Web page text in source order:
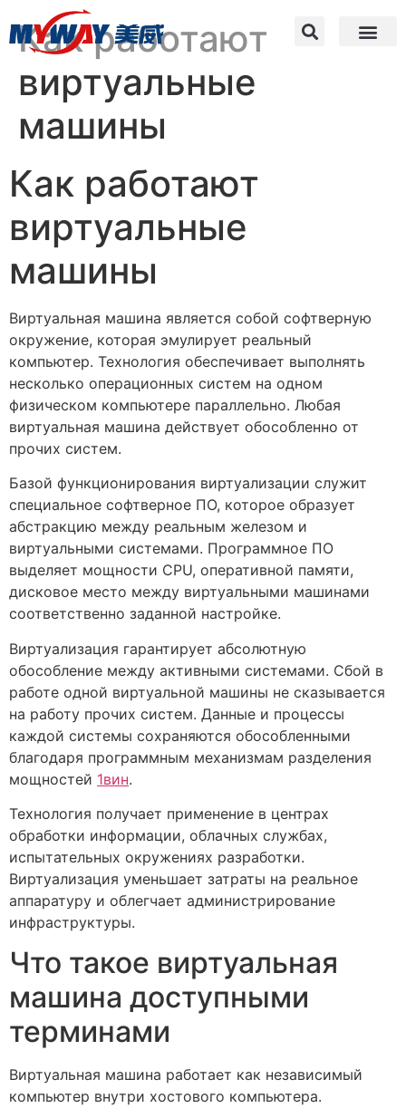
Как работают
виртуальные
машины
Как работают
виртуальные
машины
Виртуальная машина является собой софтверную
окружение, которая эмулирует реальный
компьютер. Технология обеспечивает выполнять
несколько операционных систем на одном
физическом компьютере параллельно. Любая
виртуальная машина действует обособленно от
прочих систем.
Базой функционирования виртуализации служит
специальное софтверное ПО, которое образует
абстракцию между реальным железом и
виртуальными системами. Программное ПО
выделяет мощности CPU, оперативной памяти,
дисковое место между виртуальными машинами
соответственно заданной настройке.
Виртуализация гарантирует абсолютную
обособление между активными системами. Сбой в
работе одной виртуальной машины не сказывается
на работу прочих систем. Данные и процессы
каждой системы сохраняются обособленными
благодаря программным механизмам разделения
мощностей 1вин.
Технология получает применение в центрах
обработки информации, облачных службах,
испытательных окружениях разработки.
Виртуализация уменьшает затраты на реальное
аппаратуру и облегчает администрирование
инфраструктуры.
Что такое виртуальная
машина доступными
терминами
Виртуальная машина работает как независимый
компьютер внутри хостового компьютера.